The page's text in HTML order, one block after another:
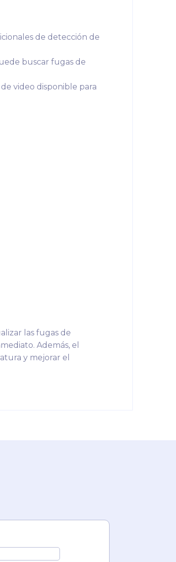
de detección de
buscar fugas de
video disponible para
las fugas de
Además, el
y mejorar el